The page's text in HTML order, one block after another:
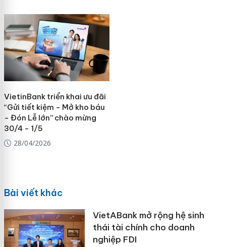
VietinBank triển khai ưu đãi
“Gửi tiết kiệm - Mở kho báu
- Đón Lễ lớn” chào mừng
30/4 - 1/5
28/04/2026
Bài viết khác
VietABank mở rộng hệ sinh
thái tài chính cho doanh
nghiệp FDI